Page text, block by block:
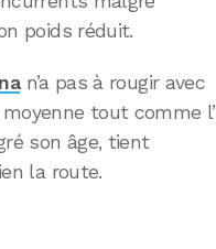
poids réduit.
n’a pas à rougir avec
tout comme
son âge, tient
la route.